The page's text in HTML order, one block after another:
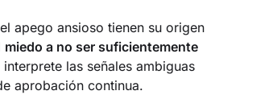
apego ansioso tienen su origen
miedo a no ser suficientemente
las señales ambiguas
aprobación continua.